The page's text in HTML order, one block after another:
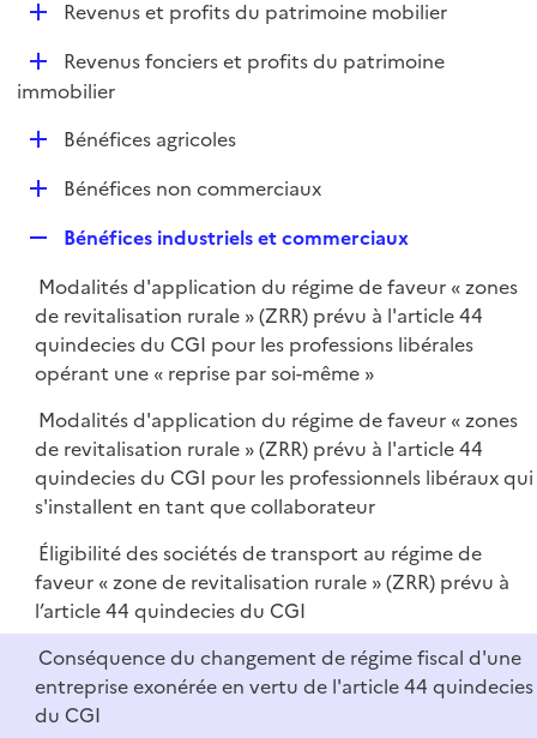
e
r
e
D
l
Revenus et profits du patrimoine mobilier
D
é
Revenus fonciers et profits du patrimoine
immobilier
D
e
r
Bénéfices agricoles
D
l
i
e
r
Bénéfices non commerciaux
p
l
i
e
r
Bénéfices industriels et commerciaux
Modalités d'application du régime de faveur « zones
de revitalisation rurale » (ZRR) prévu à l'article 44
quindecies du CGI pour les professions libérales
opérant une « reprise par soi-même »
Modalités d'application du régime de faveur « zones
de revitalisation rurale » (ZRR) prévu à l'article 44
quindecies du CGI pour les professionnels libéraux qui
s'installent en tant que collaborateur
Éligibilité des sociétés de transport au régime de
faveur « zone de revitalisation rurale » (ZRR) prévu à
l’article 44 quindecies du CGI
Conséquence du changement de régime fiscal d'une
entreprise exonérée en vertu de l'article 44 quindecies
du CGI